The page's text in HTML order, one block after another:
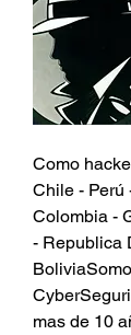
Como
Chile - Perú
Colombia -
- Republica
mas de 10